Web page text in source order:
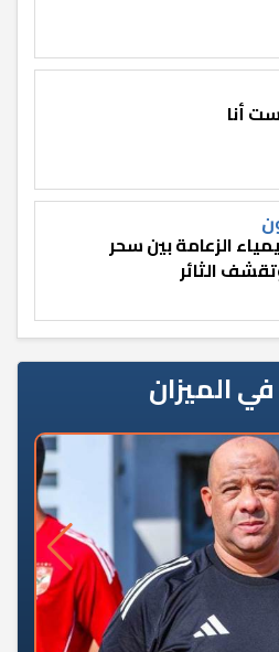
أنا
الزعامة بين سحر
الثائر
في الميزان